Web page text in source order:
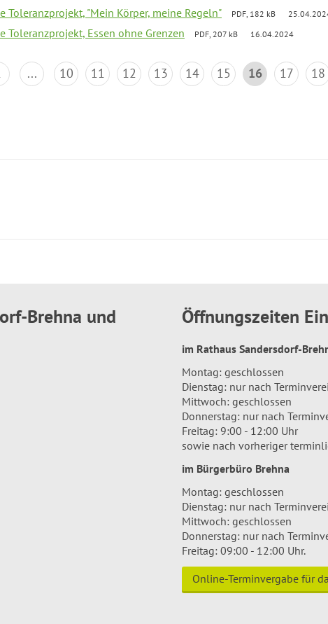
Toleranzprojekt, "Mein Körper, meine Regeln" PDF, 182 kB
Toleranzprojekt, Essen ohne Grenzen PDF, 207 kB 16.04.2024
... 10 11 12 13 14 15 16 17 18
Brehna und
Öffnungszeiten
im Rathaus Sandersdorf-
Montag: geschlossen
Dienstag: nur nach
Mittwoch: geschlossen
Donnerstag: nur nach
Freitag: 9:00 - 12:00 Uhr
sowie nach vorheriger
im Bürgerbüro Brehna
Montag: geschlossen
Dienstag: nur nach
Mittwoch: geschlossen
Donnerstag: nur nach
Freitag: 09:00 - 12:00 Uhr.
Online-Terminvergabe für